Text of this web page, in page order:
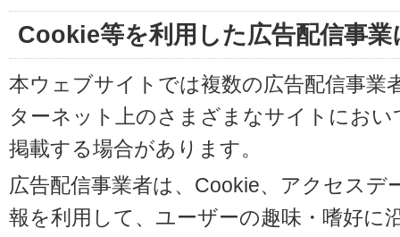
Cookie等を利用した広告配信事
本ウェブサイトでは複数の広告配信事業
ターネット上のさまざまなサイトにお
掲載する場合があります。
広告配信事業者は、Cookie、アクセスデ
報を利用して、ユーザーの趣味・嗜好に